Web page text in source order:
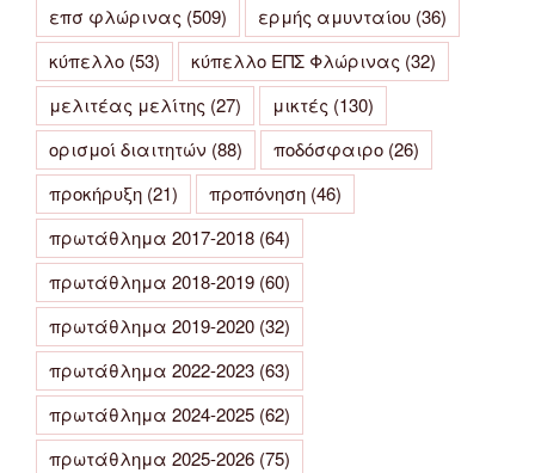
επσ φλώρινας (509) ερμής αμυνταίου (36)
κύπελλο (53) κύπελλο ΕΠΣ Φλώρινας (32)
μελιτέας μελίτης (27) μικτές (130)
ορισμοί διαιτητών (88) ποδόσφαιρο (26)
προκήρυξη (21) προπόνηση (46)
πρωτάθλημα 2017-2018 (64)
πρωτάθλημα 2018-2019 (60)
πρωτάθλημα 2019-2020 (32)
πρωτάθλημα 2022-2023 (63)
πρωτάθλημα 2024-2025 (62)
πρωτάθλημα 2025-2026 (75)